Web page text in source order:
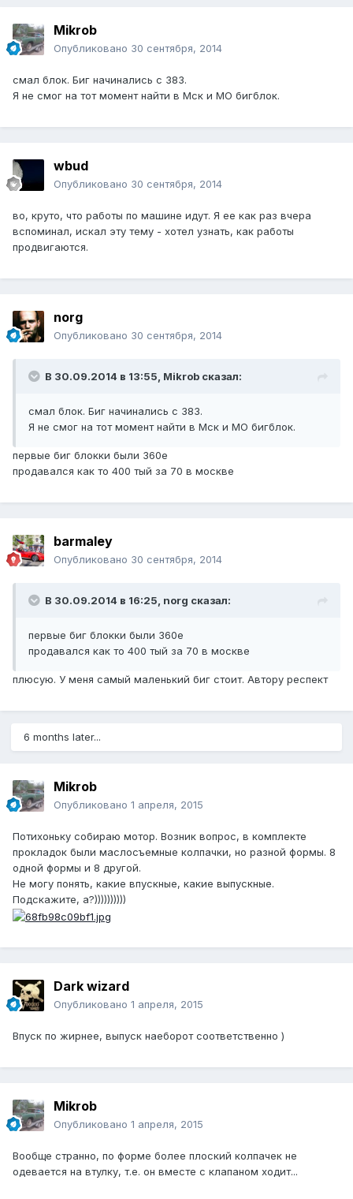
Mikrob
Опубликовано 30 сентября, 2014
смал блок. Биг начинались с 383.
Я не смог на тот момент найти в Мск и МО бигблок.
wbud
Опубликовано 30 сентября, 2014
во, круто, что работы по машине идут. Я ее как раз вчера
вспоминал, искал эту тему - хотел узнать, как работы
продвигаются.
norg
Опубликовано 30 сентября, 2014
В 30.09.2014 в 13:55, Mikrob сказал:
смал блок. Биг начинались с 383.
Я не смог на тот момент найти в Мск и МО бигблок.
первые биг блокки были 360е
продавался как то 400 тый за 70 в москве
barmaley
Опубликовано 30 сентября, 2014
В 30.09.2014 в 16:25, norg сказал:
первые биг блокки были 360е
продавался как то 400 тый за 70 в москве
плюсую. У меня самый маленький биг стоит. Автору респект
6 months later...
Mikrob
Опубликовано 1 апреля, 2015
Потихоньку собираю мотор. Возник вопрос, в комплекте
прокладок были маслосъемные колпачки, но разной формы. 8
одной формы и 8 другой.
Не могу понять, какие впускные, какие выпускные.
Подскажите, а?))))))))))
Dark wizard
Опубликовано 1 апреля, 2015
Впуск по жирнее, выпуск наеборот соответственно )
Mikrob
Опубликовано 1 апреля, 2015
Вообще странно, по форме более плоский колпачек не
одевается на втулку, т.е. он вместе с клапаном ходит...